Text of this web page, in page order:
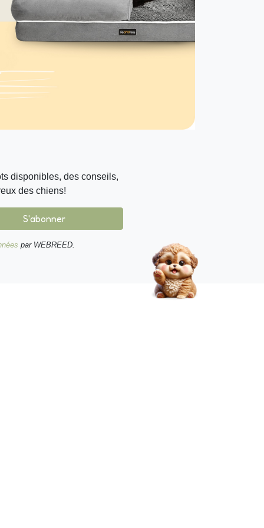
disponibles, des conseils,
des chiens!
S'abonner
par WEBREED.